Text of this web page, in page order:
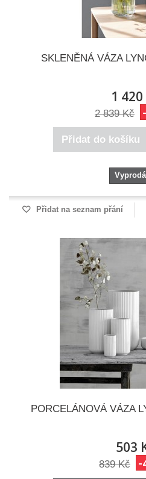
SKLENĚNÁ VÁZA
1 420
2 839 Kč
Přidat do košíku
Přidat na seznam přání
PORCELÁNOVÁ VÁZA
503
839 Kč -